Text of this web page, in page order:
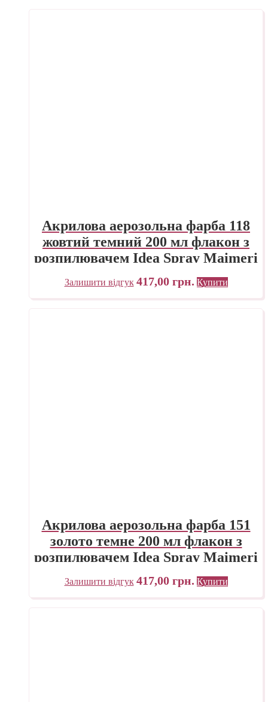
Акрилова аерозольна фарба 118
жовтий темний 200 мл флакон з
розпилювачем Idea Spray Maimeri
Італія
Залишити відгук 417,00 грн. Купити
Акрилова аерозольна фарба 151
золото темне 200 мл флакон з
розпилювачем Idea Spray Maimeri
Італія
Залишити відгук 417,00 грн. Купити